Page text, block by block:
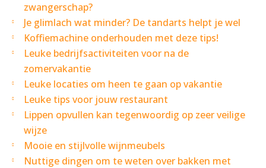
zwangerschap?
Je glimlach wat minder? De tandarts helpt je wel
Koffiemachine onderhouden met deze tips!
Leuke bedrijfsactiviteiten voor na de
zomervakantie
Leuke locaties om heen te gaan op vakantie
Leuke tips voor jouw restaurant
Lippen opvullen kan tegenwoordig op zeer veilige
wijze
Mooie en stijlvolle wijnmeubels
Nuttige dingen om te weten over bakken met